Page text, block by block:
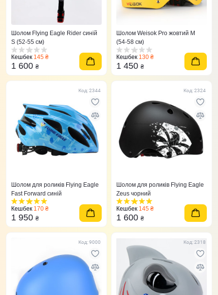
Шолом Flying Eagle Rider синій
S (52-55 cм)
Кешбек 145 ₴
1 600 ₴
Шолом Weisok Pro жовтий M
(54-58 см)
Кешбек 130 ₴
1 450 ₴
Код: 2344
Шолом для роликів Flying Eagle
Fast Forward синій
Кешбек 170 ₴
1 950 ₴
Код: 2324
Шолом для роликів Flying Eagle
Zeus чорний
Кешбек 145 ₴
1 600 ₴
Код: 9000 Код: 2318